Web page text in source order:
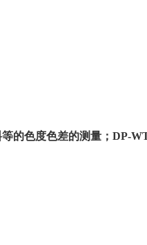
的色度色差的测量；DP-